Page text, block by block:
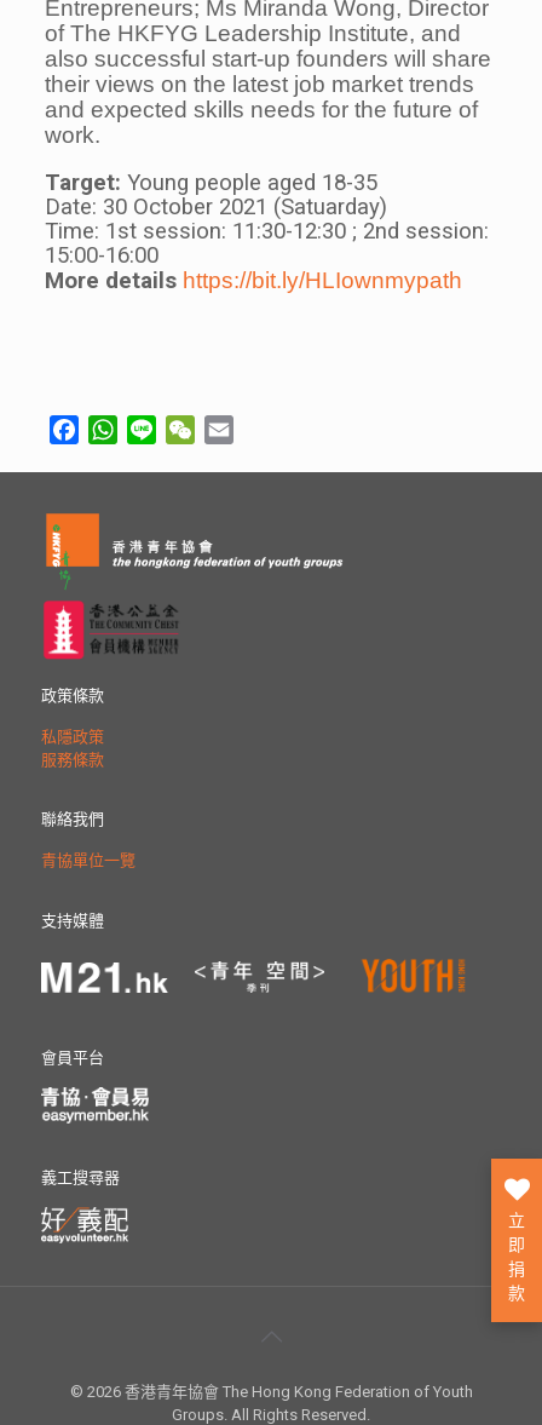
Entrepreneurs; Ms Miranda Wong, Director
of The HKFYG Leadership Institute, and
also successful start-up founders will share
their views on the latest job market trends
and expected skills needs for the future of
work.
Target:Young people aged 18-35
Date: 30 October 2021 (Satuarday)
Time: 1st session: 11:30-12:30 ; 2nd session:
15:00-16:00
More details https://bit.ly/HLIownmypath
FacebookWhatsApp
Line WeChat
政策條款
私隱政策
服務條款
聯絡我們
青協單位一覽
支持媒體
會員平台
義工搜尋器
© 2026 香港青年協會 The Hong Kong Federation of Youth
Groups. All Rights Reserved.
立
即
捐
款